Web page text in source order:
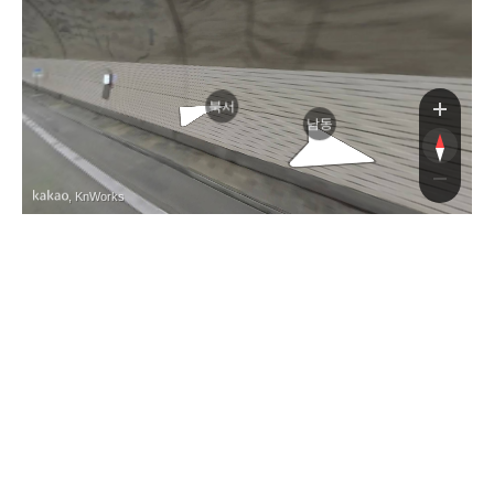
북서
남동
, KnWorks